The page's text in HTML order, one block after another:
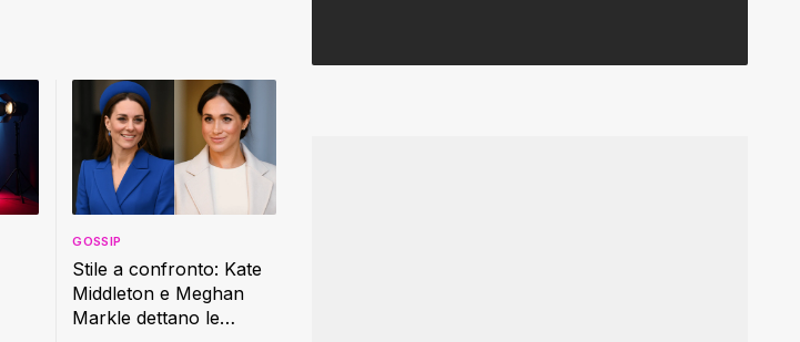
Stile a confronto: Kate
Middleton e Meghan
Markle dettano le
GOSSIP